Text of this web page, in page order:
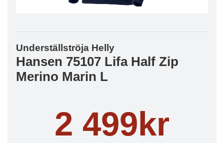
Underställströja Helly
Hansen 75107 Lifa Half Zip
Merino Marin L
2 499kr